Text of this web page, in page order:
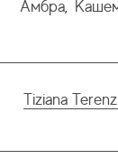
Амбра,
Tiziana